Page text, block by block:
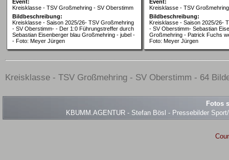
Event:
Kreisklasse - TSV Großmehring - SV Oberstimm
Bildbeschreibung:
Kreisklasse - Saison 2025/26- TSV Großmehring
- SV Oberstimm- - Der 1:0 Führungstreffer durch
Sebastian Eisenberger blau Großmehring - jubel -
- Foto: Meyer Jürgen
Event:
Kreisklasse - TSV
Bildbeschreibung:
Kreisklasse - Saison 2025/26-
- SV Oberstimm- Sebastian
Großmehring - Patrick Fuchs
Foto: Meyer Jürgen
Kreisklasse - TSV Großmehring - SV Oberstimm - 64
Fotos
KBUMM.AGENTUR - Stefan Bösl - Pressebilder